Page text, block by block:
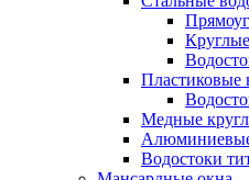
Пластиковые
Медные
Водостоки